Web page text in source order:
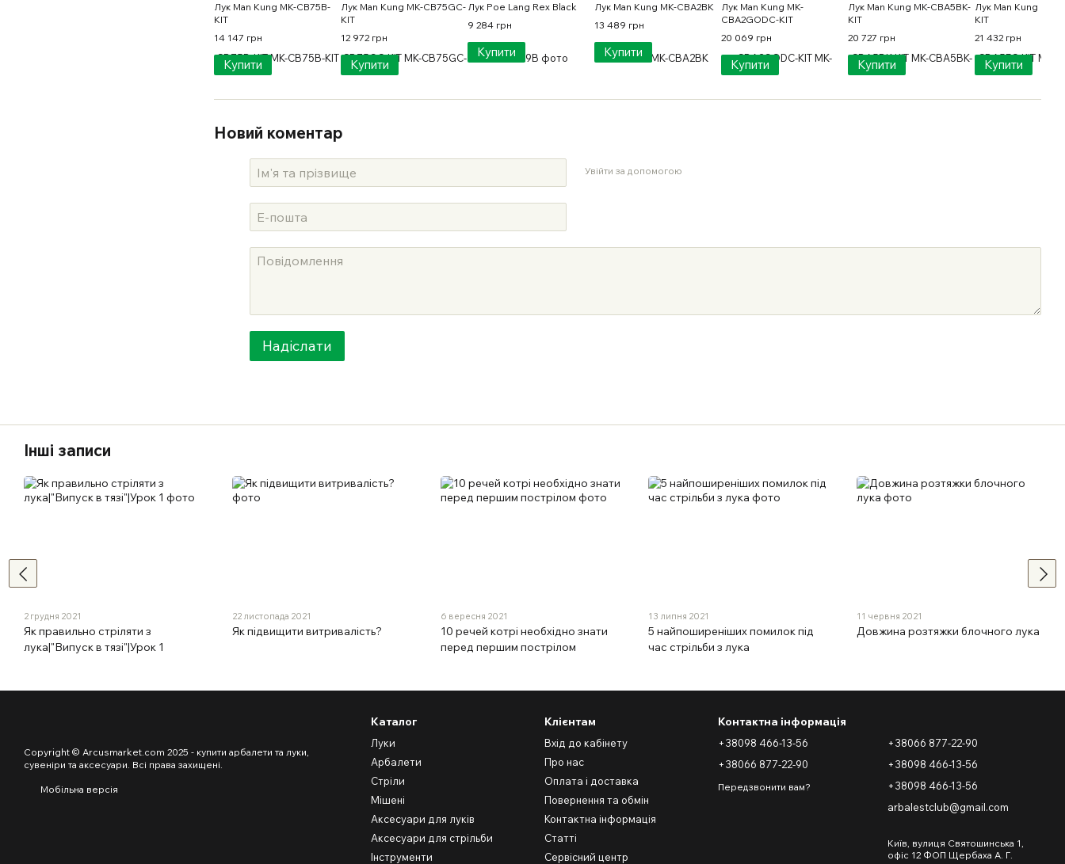
Лук Man Kung MK-CB75B-
KIT
14 147 грн
Купити
Лук Man Kung MK-CB75GC-
KIT
12 972 грн
Купити
Лук Poe Lang Rex Black
9 284 грн
Купити
Лук Man Kung MK-CBA2BK
13 489 грн
Купити
Лук Man Kung MK-
CBA2GODC-KIT
20 069 грн
Купити
Лук Man Kung MK-CBA5BK-
KIT
20 727 грн
Купити
Лук Man Kung MK-
KIT
21 432 грн
Купити
Новий коментар
Увійти за допомогою
Надіслати
Інші записи
2 грудня 2021
Як правильно стріляти з
лука|"Випуск в тязі"|Урок 1
22 листопада 2021
Як підвищити витривалість?
6 вересня 2021
10 речей котрі необхідно знати
перед першим пострілом
13 липня 2021
5 найпоширеніших помилок під
час стрільби з лука
11 червня 2021
Довжина розтяжки блочного лука
Copyright © Arcusmarket.com 2025 - купити арбалети та луки,
сувеніри та аксесуари. Всі права захищені.
Мобільна версія
Каталог
Луки
Арбалети
Стріли
Мішені
Аксесуари для луків
Аксесуари для стрільби
Інструменти
Клієнтам
Вхід до кабінету
Про нас
Оплата і доставка
Повернення та обмін
Контактна інформація
Статті
Сервісний центр
Контактна інформація
+38098 466-13-56
+38066 877-22-90
Передзвонити вам?
+38066 877-22-90
+38098 466-13-56
+38098 466-13-56
arbalestclub@gmail.com
Київ, вулиця Святошинська 1,
офіс 12 ФОП Щербаха А. Г.